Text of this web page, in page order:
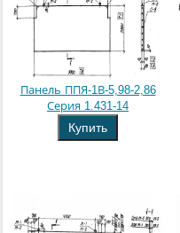
Панель ППЯ-1В-5,98-2,86
Серия 1.431-14
Купить